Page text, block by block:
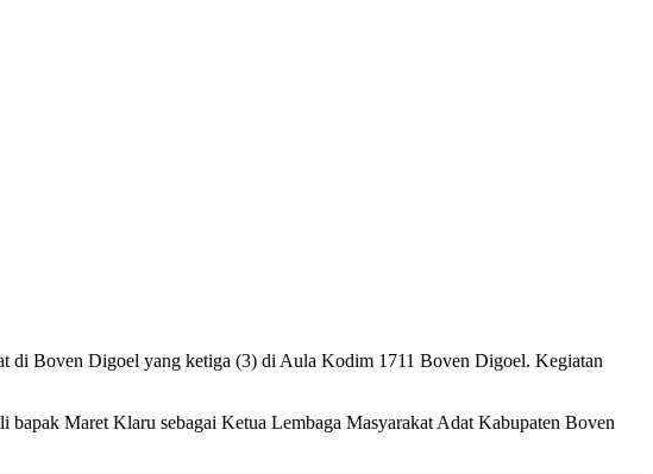
di Boven Digoel yang ketiga (3) di Aula Kodim 1711 Boven Digoel. Kegiatan
Maret Klaru sebagai Ketua Lembaga Masyarakat Adat Kabupaten Boven